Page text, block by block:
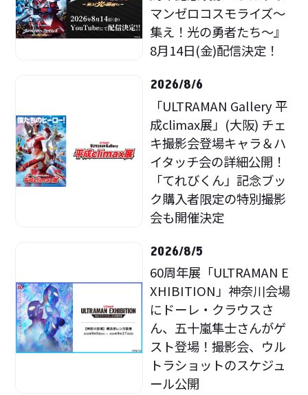
マンゼロコスモライズ～
集え！光の勇者たち～』
8月14日(金)配信決定！
2026/8/6
「ULTRAMAN Gallery 平
成climax展」(大阪) チェ
キ撮影会登場キャラ＆ハ
イタッチ会の詳細公開！
「てれびくん」記念ブッ
ク購入者限定の特別撮影
会も開催決定
2026/8/5
60周年展「ULTRAMAN E
XHIBITION」神奈川会場
にドーレ・クラウスさ
ん、五十嵐隼士さんがゲ
スト登場！撮影会、ウル
トラショットのスケジュ
ール公開